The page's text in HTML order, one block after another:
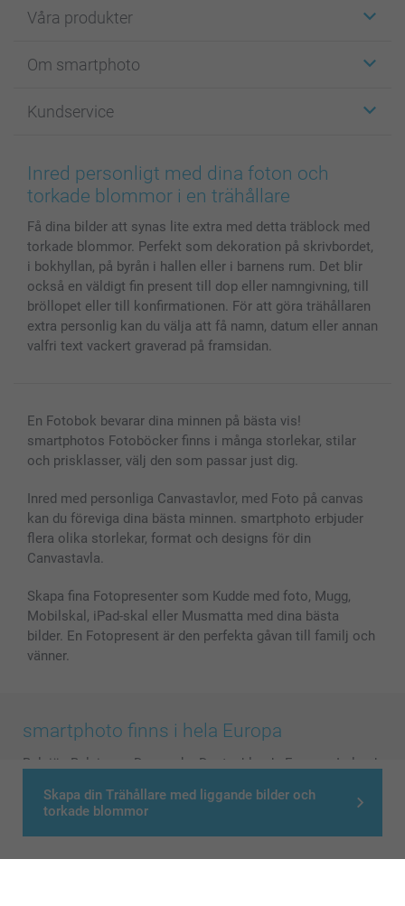
Skapa din Trähållare med liggande bilder och
torkade blommor
Våra produkter
Fotokort
Fotoböcker
Bilder, Fotoförstoring & Fotohäften
Skal till Mobil & Surfplatta
Fotoalmanackor & Fotoagenda
Fotoramar & Tillbehör
Presentkort
Alla fotoprodukter
Om smartphoto
För affiliates
Cookie Policy
Sitemap
Investor Relations
Kundservice
smartgaranti
smartbonus
Status på beställningar
Inred personligt med dina foton och
torkade blommor i en trähållare
Få dina bilder att synas lite extra med detta träblock med
torkade blommor. Perfekt som dekoration på skrivbordet,
i bokhyllan, på byrån i hallen eller i barnens rum. Det blir
också en väldigt fin present till dop eller namngivning, till
bröllopet eller till konfirmationen. För att göra trähållaren
extra personlig kan du välja att få namn, datum eller annan
valfri text vackert graverad på framsidan.
En Fotobok bevarar dina minnen på bästa vis!
smartphotos Fotoböcker finns i många storlekar, stilar
och prisklasser, välj den som passar just dig.
Inred med personliga Canvastavlor, med Foto på canvas
kan du föreviga dina bästa minnen. smartphoto erbjuder
flera olika storlekar, format och designs för din
Canvastavla.
Skapa fina Fotopresenter som Kudde med foto, Mugg,
Mobilskal, iPad-skal eller Musmatta med dina bästa
bilder. En Fotopresent är den perfekta gåvan till familj och
vänner.
smartphoto finns i hela Europa
België Belgique Danmark Deutschland France
Ireland
Nederland Norge Österreich Schweiz Suisse
Switzerland - Suomi -